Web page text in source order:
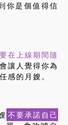
你是個值得信
在上線期間隨
讓人覺得你為
感的月嫂。
不要承諾自己